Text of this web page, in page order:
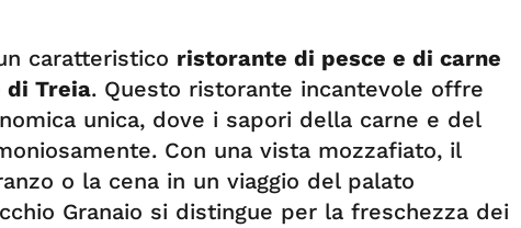
caratteristico ristorante di pesce e di carne
di Treia. Questo ristorante incantevole offre
unica, dove i sapori della carne e del
Con una vista mozzafiato, il
o la cena in un viaggio del palato
Granaio si distingue per la freschezza dei